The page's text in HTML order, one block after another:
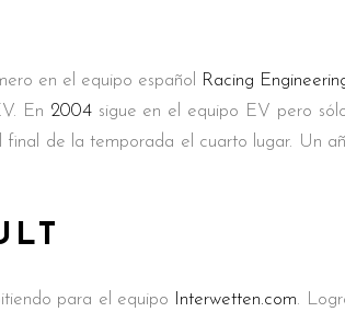
en el equipo español Racing
En 2004sigue en el equipo EV pero
de la temporada el cuarto lugar. Un
para el equipo Interwetten.com.